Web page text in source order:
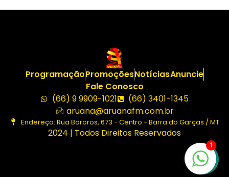
ProgramaçãoPromoçõesNotíciasAnuncie
Fale Conosco
(66) 9 9909-1021
(66) 3401-1345
aruana@aruanafm.com.br
Endereço: Rua Bororos, 673 - Centro - Barra do Garças / MT
2024 | Todos Direitos Reservados
1